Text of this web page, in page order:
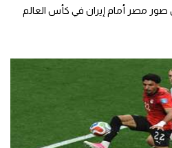
مصر أمام إيران في كأس العالم